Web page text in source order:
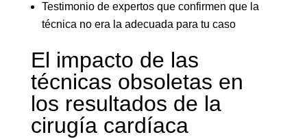
Testimonio de expertos que confirmen que la
técnica no era la adecuada para tu caso
El impacto de las
técnicas obsoletas en
los resultados de la
cirugía cardíaca